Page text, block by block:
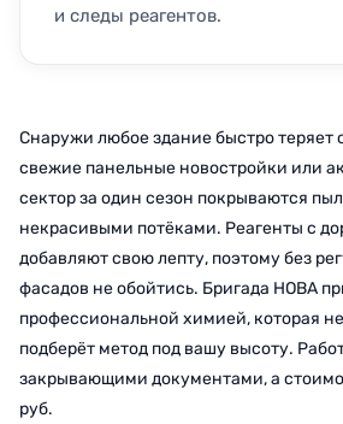
и следы реагентов.
Снаружи любое здание быстро
свежие панельные новостройки или
сектор за один сезон покрываются
некрасивыми потёками. Реагенты с
добавляют свою лепту, поэтому без
фасадов не обойтись. Бригада НОВА
профессиональной химией, которая
подберёт метод под вашу высоту.
закрывающими документами, а
руб.